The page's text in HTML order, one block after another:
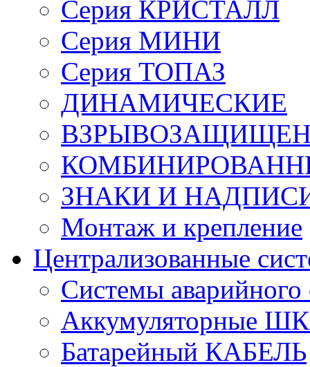
Серия КРИСТАЛЛ
Серия МИНИ
Серия ТОПАЗ
ДИНАМИЧЕСКИЕ
ЗНАКИ И
Монтаж и крепление
Централизованные
Системы
Аккумуляторные
Батарейный КАБЕЛЬ